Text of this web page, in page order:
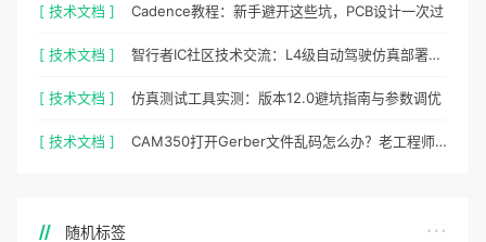
[ 技术文档 ] Cadence教程：新手避开这些坑，PCB设计一次过
[ 技术文档 ] 智行者IC社区技术交流：L4级自动驾驶仿真部署实操指南
[ 技术文档 ] 仿真测试工具实测：版本12.0避坑指南与参数调优
[ 技术文档 ] CAM350打开Gerber文件乱码怎么办？老工程师实测避坑指南
随机标签